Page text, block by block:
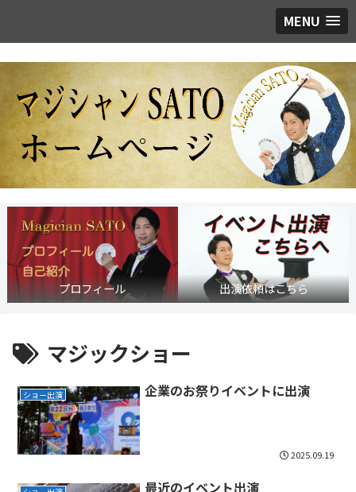
MENU
プロフィール 出演依頼はこちら
マジックショー
ショー出演 企業のお祭りイベントに出演
2025.09.19
最近のイベント出演